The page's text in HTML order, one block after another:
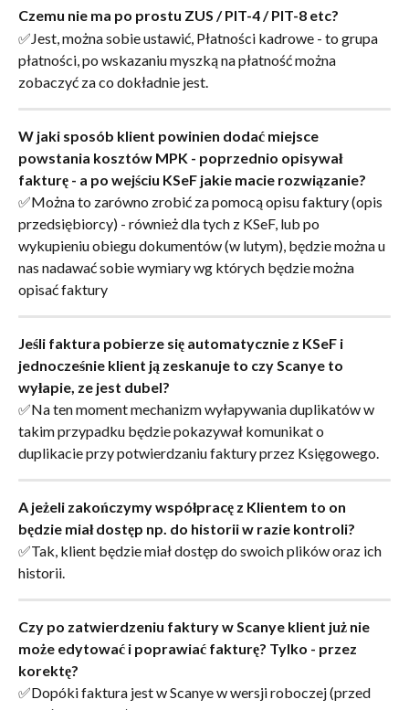
Czemu nie ma po prostu ZUS / PIT-4 / PIT-8 etc?
✅Jest, można sobie ustawić, Płatności kadrowe - to grupa
płatności, po wskazaniu myszką na płatność można
zobaczyć za co dokładnie jest.
W jaki sposób klient powinien dodać miejsce
powstania kosztów MPK - poprzednio opisywał
fakturę - a po wejściu KSeF jakie macie rozwiązanie?
✅Można to zarówno zrobić za pomocą opisu faktury (opis
przedsiębiorcy) - również dla tych z KSeF, lub po
wykupieniu obiegu dokumentów (w lutym), będzie można u
nas nadawać sobie wymiary wg których będzie można
opisać faktury
Jeśli faktura pobierze się automatycznie z KSeF i
jednocześnie klient ją zeskanuje to czy Scanye to
wyłapie, ze jest dubel?
✅Na ten moment mechanizm wyłapywania duplikatów w
takim przypadku będzie pokazywał komunikat o
duplikacie przy potwierdzaniu faktury przez Księgowego.
A jeżeli zakończymy współpracę z Klientem to on
będzie miał dostęp np. do historii w razie kontroli?
✅Tak, klient będzie miał dostęp do swoich plików oraz ich
historii.
Czy po zatwierdzeniu faktury w Scanye klient już nie
może edytować i poprawiać fakturę? Tylko - przez
korektę?
✅Dopóki faktura jest w Scanye w wersji roboczej (przed